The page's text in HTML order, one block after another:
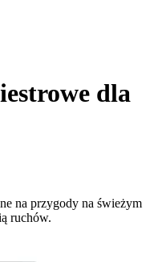
dla
na przygody na świeżym
ruchów.